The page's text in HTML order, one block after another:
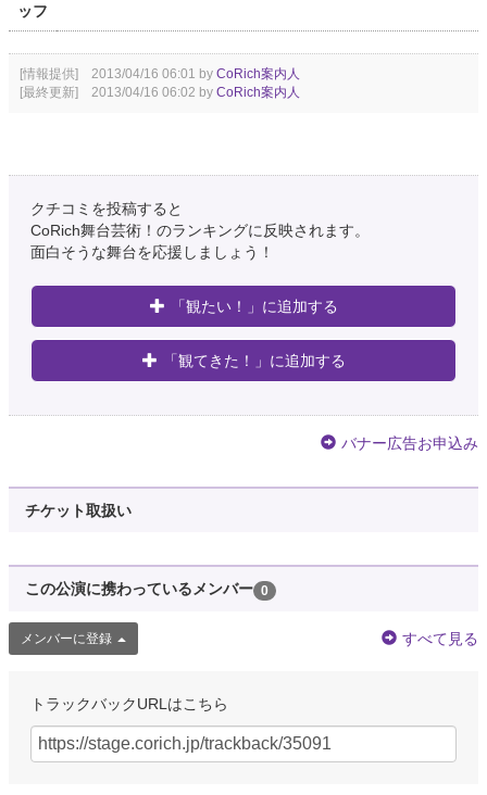
ッフ
[情報提供] 2013/04/16 06:01 by CoRich案内人
[最終更新] 2013/04/16 06:02 by CoRich案内人
クチコミを投稿すると
CoRich舞台芸術！のランキングに反映されます。
面白そうな舞台を応援しましょう！
「観たい！」に追加する
「観てきた！」に追加する
バナー広告お申込み
チケット取扱い
この公演に携わっているメンバー 0
メンバーに登録 すべて見る
トラックバックURLはこちら